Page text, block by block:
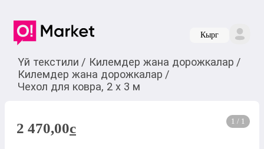
Кырг
Үй текстили / Килемдер жана дорожкалар /
Килемдер жана дорожкалар /
Чехол для ковра, 2 х 3 м
1 / 1
2 470,00c